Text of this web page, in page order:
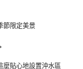
麼貼心地設置沖水區